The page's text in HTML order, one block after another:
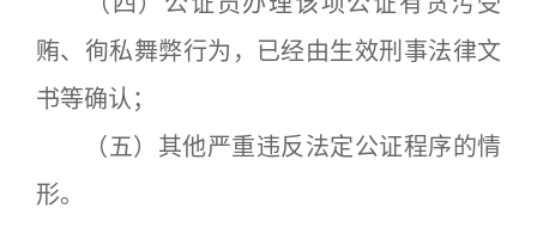
贿、徇私舞弊行为，已经由生效刑事法律文
书等确认；
（五）其他严重违反法定公证程序的情
形。